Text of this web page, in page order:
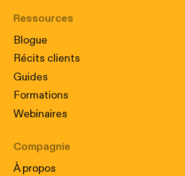
Ressources
Blogue
Récits clients
Guides
Formations
Webinaires
Compagnie
À propos